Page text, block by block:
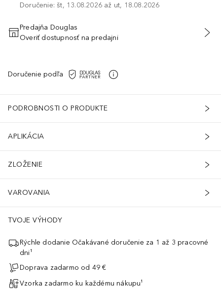
Doručenie: št, 13.08.2026 až ut, 18.08.2026
PRIDAŤ DO KOŠÍKA
Predajňa Douglas
Overiť dostupnosť na predajni
Doručenie podľa
PODROBNOSTI O PRODUKTE
APLIKÁCIA
ZLOŽENIE
VAROVANIA
TVOJE VÝHODY
Rýchle dodanie Očakávané doručenie za 1 až 3 pracovné
dni¹
Doprava zadarmo od 49 €
Vzorka zadarmo ku každému nákupu¹